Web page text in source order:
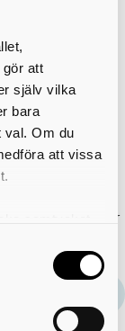
att
själv vilka
bara
val. Om du
att vissa
ner på sidan
studerar
eller
att
arbetsuppgifter
har.